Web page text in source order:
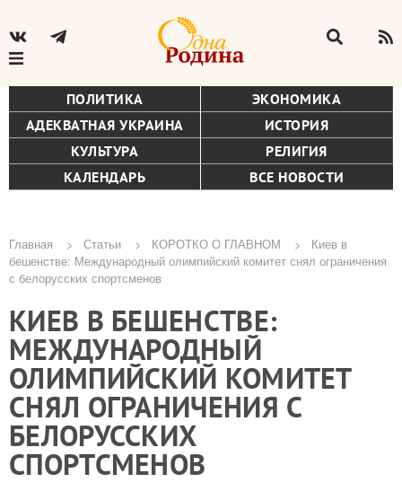
ПОЛИТИКА
ЭКОНОМИКА
АДЕКВАТНАЯ УКРАИНА
ИСТОРИЯ
КУЛЬТУРА
РЕЛИГИЯ
КАЛЕНДАРЬ
ВСЕ НОВОСТИ
Строка
навигации
Главная Статьи КОРОТКО О ГЛАВНОМ
Киев в
бешенстве: Международный олимпийский комитет снял ограничения
с белорусских спортсменов
КИЕВ В БЕШЕНСТВЕ:
МЕЖДУНАРОДНЫЙ
ОЛИМПИЙСКИЙ КОМИТЕТ
СНЯЛ ОГРАНИЧЕНИЯ С
БЕЛОРУССКИХ
СПОРТСМЕНОВ